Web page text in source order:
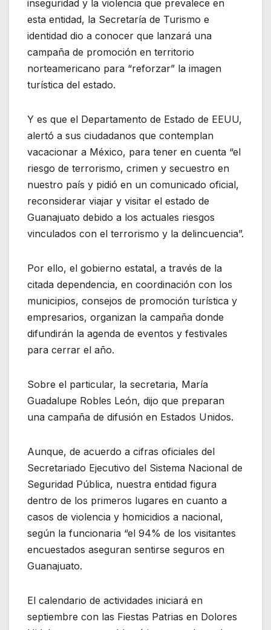
inseguridad y la violencia que prevalece en
esta entidad, la Secretaría de Turismo e
identidad dio a conocer que lanzará una
campaña de promoción en territorio
norteamericano para “reforzar” la imagen
turística del estado.
Y es que el Departamento de Estado de EEUU,
alertó a sus ciudadanos que contemplan
vacacionar a México, para tener en cuenta “el
riesgo de terrorismo, crimen y secuestro en
nuestro país y pidió en un comunicado oficial,
reconsiderar viajar y visitar el estado de
Guanajuato debido a los actuales riesgos
vinculados con el terrorismo y la delincuencia”.
Por ello, el gobierno estatal, a través de la
citada dependencia, en coordinación con los
municipios, consejos de promoción turística y
empresarios, organizan la campaña donde
difundirán la agenda de eventos y festivales
para cerrar el año.
Sobre el particular, la secretaria, María
Guadalupe Robles León, dijo que preparan
una campaña de difusión en Estados Unidos.
Aunque, de acuerdo a cifras oficiales del
Secretariado Ejecutivo del Sistema Nacional de
Seguridad Pública, nuestra entidad figura
dentro de los primeros lugares en cuanto a
casos de violencia y homicidios a nacional,
según la funcionaria “el 94% de los visitantes
encuestados aseguran sentirse seguros en
Guanajuato.
El calendario de actividades iniciará en
septiembre con las Fiestas Patrias en Dolores